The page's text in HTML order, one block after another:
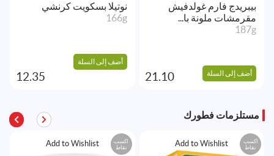
بيبريدج فارم غولدفيش
مقرمشات ملونة با...
187g
أضف إلى السلة 21.10
نوتيلا بسكويت كرنشي
166g
أضف إلى السلة
12.35
مستلزمات فطورك
Add to Wishlist
اكسب
نقاط
Add to Wishlist
اكسب
نقاط